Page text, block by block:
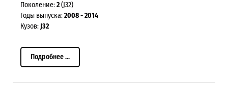
Поколение:2(J32)
Годы выпуска:2008 - 2014
Кузов: J32
Подробнее ...